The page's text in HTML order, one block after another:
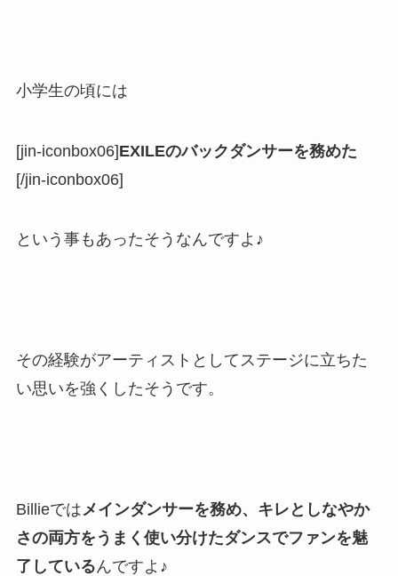
小学生の頃には
[jin-iconbox06]EXILEのバックダンサーを務めた
[/jin-iconbox06]
という事もあったそうなんですよ♪
その経験がアーティストとしてステージに立ちた
い思いを強くしたそうです。
Billieでは メインダンサーを務め、キレとしなやか
さの両方をうまく使い分けたダンスでファンを魅
了しているんですよ♪